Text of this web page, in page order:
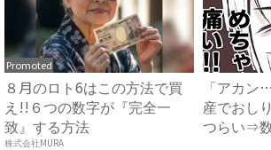
Promoted
８月のロト6はこの方法で買
え!!６つの数字が『完全一
致』する方法
株式会社MURA
「アカ
産でおし
つらい⇒